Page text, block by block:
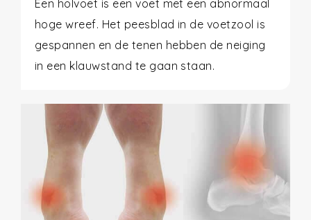
Een holvoet is een voet met een abnormaal
hoge wreef. Het peesblad in de voetzool is
gespannen en de tenen hebben de neiging
in een klauwstand te gaan staan.